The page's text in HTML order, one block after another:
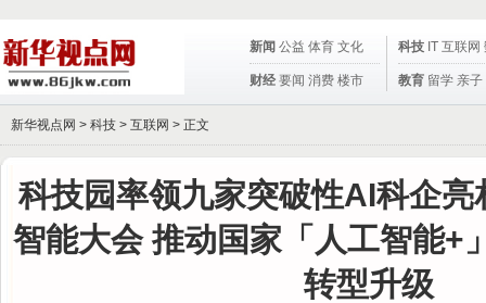
新闻 公益 体育 文化
财经 要闻 消费 楼市
科技 IT 互联网
教育 留学 亲子
新华视点网 > 科技 > 互联网 > 正文
科技园率领九家突破性AI科企
智能大会 推动国家「人工智能
转型升级